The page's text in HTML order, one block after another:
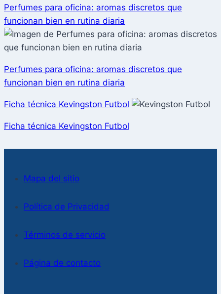
Perfumes para oficina: aromas discretos que
funcionan bien en rutina diaria
Perfumes para oficina: aromas discretos que
funcionan bien en rutina diaria
Ficha técnica Kevingston Futbol
Ficha técnica Kevingston Futbol
Mapa del sitio
Política de Privacidad
Términos de servicio
Página de contacto